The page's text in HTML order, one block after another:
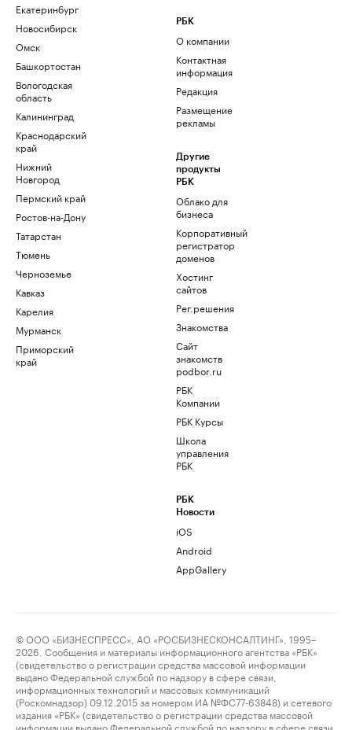
Екатеринбург
Новосибирск
Омск
Башкортостан
Вологодская
область
Калининград
Краснодарский
край
Нижний
Новгород
Пермский край
Ростов-на-Дону
Татарстан
Тюмень
Черноземье
Кавказ
Карелия
Мурманск
Приморский
край
РБК
О компании
Контактная
информация
Редакция
Размещение
рекламы
Другие
продукты
РБК
Облако для
бизнеса
Корпоративный
регистратор
доменов
Хостинг
сайтов
Рег.решения
Знакомства
Сайт
знакомств
podbor.ru
РБК
Компании
РБК Курсы
Школа
управления
РБК
РБК
Новости
iOS
Android
AppGallery
© ООО «БИЗНЕСПРЕСС», АО «РОСБИЗНЕСКОНСАЛТИНГ», 1995–
2026. Сообщения и материалы информационного агентства «РБК»
(свидетельство о регистрации средства массовой информации
выдано Федеральной службой по надзору в сфере связи,
информационных технологий и массовых коммуникаций
(Роскомнадзор) 09.12.2015 за номером ИА №ФС77-63848) и сетевого
издания «РБК» (свидетельство о регистрации средства массовой
информации выдано Федеральной службой по надзору в сфере связи,